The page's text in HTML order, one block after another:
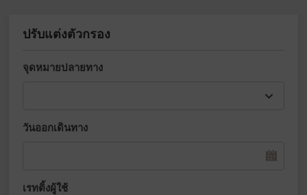
ปรับแต่งตัวกรอง
จุดหมายปลายทาง
วันออกเดินทาง
เรทติ้งผู้ใช้